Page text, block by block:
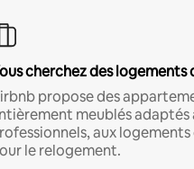
cherchez des logements
propose des
meublés adaptés
aux
le relogement.